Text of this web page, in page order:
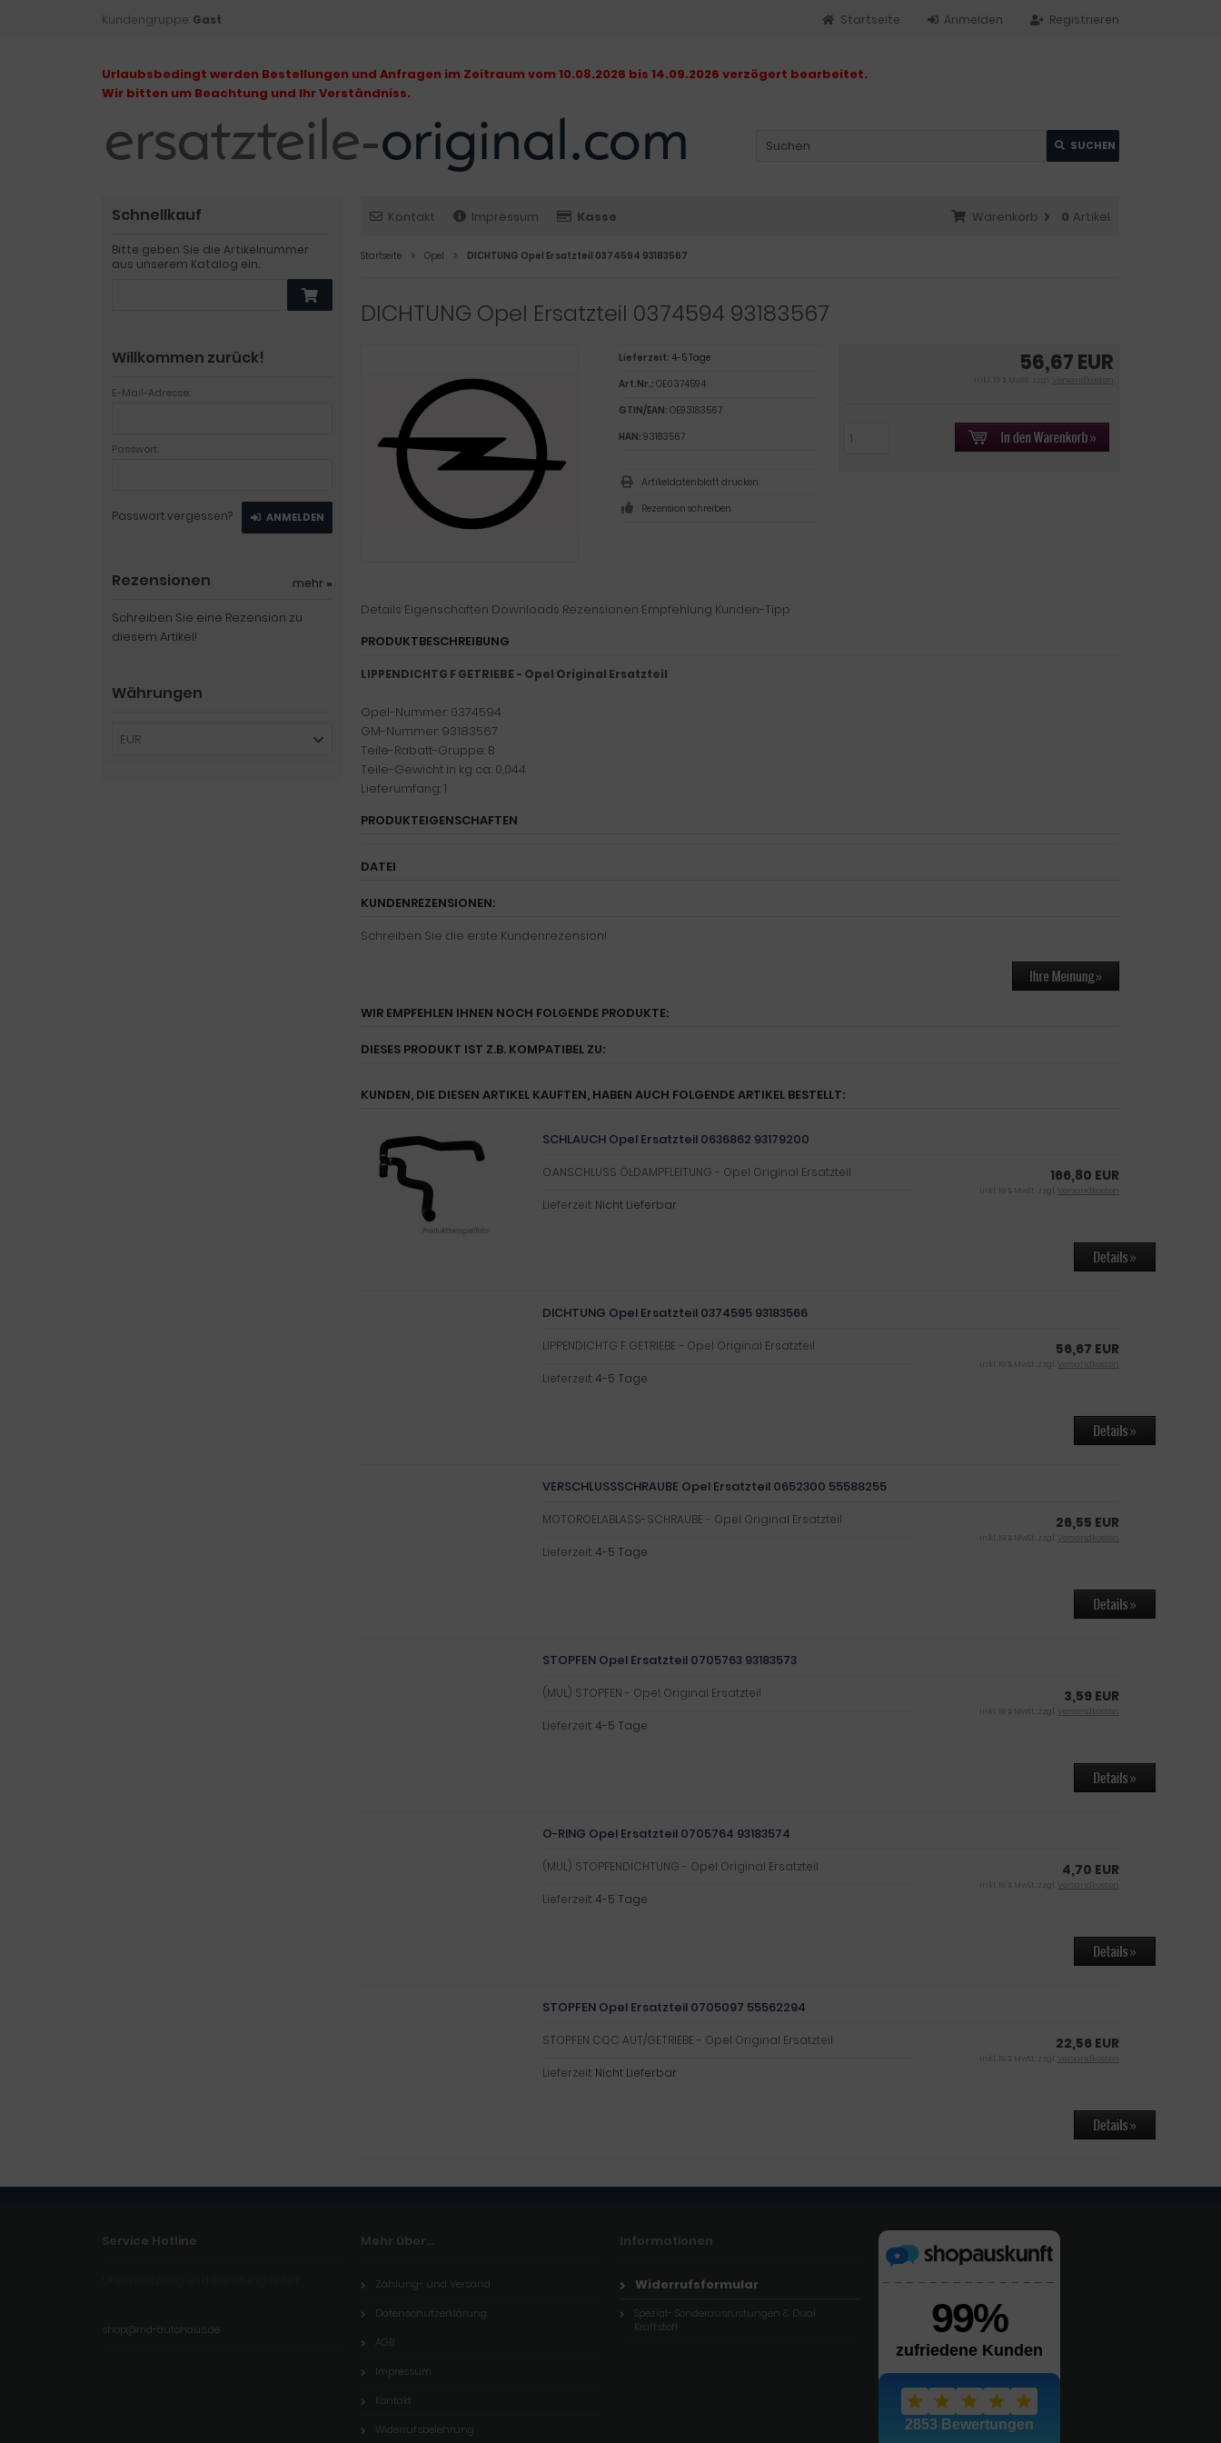
Kundengruppe: Gast Registrieren
Anmelden
Startseite
Urlaubsbedingt werden Bestellungen und Anfragen im Zeitraum vom 10.08.2026 bis 14.09.2026 verzögert bearbeitet.
Wir bitten um Beachtung und Ihr Verständniss.
SUCHEN
Kontakt Impressum Kasse Warenkorb 0 Artikel
Startseite Opel DICHTUNG Opel Ersatzteil 0374594 93183567
DICHTUNG Opel Ersatzteil 0374594 93183567
56,67 EUR
inkl. 19 % MwSt. zzgl. Versandkosten
Lieferzeit: 4-5 Tage
Art.Nr.: OE0374594
GTIN/EAN: OE93183567
HAN: 93183567
Artikeldatenblatt drucken
Rezension schreiben
Details Eigenschaften Downloads Rezensionen Empfehlung Kunden-Tipp
PRODUKTBESCHREIBUNG
LIPPENDICHTG F GETRIEBE - Opel Original Ersatzteil
Opel-Nummer: 0374594
GM-Nummer: 93183567
Teile-Rabatt-Gruppe: B
Teile-Gewicht in kg ca.: 0,044
Lieferumfang: 1
PRODUKTEIGENSCHAFTEN
DATEI
KUNDENREZENSIONEN:
Schreiben Sie die erste Kundenrezension!
WIR EMPFEHLEN IHNEN NOCH FOLGENDE PRODUKTE:
DIESES PRODUKT IST Z.B. KOMPATIBEL ZU:
KUNDEN, DIE DIESEN ARTIKEL KAUFTEN, HABEN AUCH FOLGENDE ARTIKEL BESTELLT:
SCHLAUCH Opel Ersatzteil 0636862 93179200
O:ANSCHLUSS ÖLDAMPFLEITUNG - Opel Original Ersatzteil
Lieferzeit: Nicht Lieferbar
166,80 EUR
inkl. 19 % MwSt. zzgl. Versandkosten
DICHTUNG Opel Ersatzteil 0374595 93183566
LIPPENDICHTG F GETRIEBE - Opel Original Ersatzteil
Lieferzeit:4-5 Tage
56,67 EUR
inkl. 19 % MwSt. zzgl. Versandkosten
VERSCHLUSSSCHRAUBE Opel Ersatzteil 0652300 55588255
MOTOROELABLASS-SCHRAUBE - Opel Original Ersatzteil
Lieferzeit:4-5 Tage
26,55 EUR
inkl. 19 % MwSt. zzgl. Versandkosten
STOPFEN Opel Ersatzteil 0705763 93183573
(MUL) STOPFEN - Opel Original Ersatzteil
Lieferzeit:4-5 Tage
3,59 EUR
inkl. 19 % MwSt. zzgl. Versandkosten
O-RING Opel Ersatzteil 0705764 93183574
(MUL) STOPFENDICHTUNG - Opel Original Ersatzteil
Lieferzeit:4-5 Tage
4,70 EUR
inkl. 19 % MwSt. zzgl. Versandkosten
STOPFEN Opel Ersatzteil 0705097 55562294
STOPFEN CQC AUT/GETRIEBE - Opel Original Ersatzteil
Lieferzeit: Nicht Lieferbar
22,56 EUR
inkl. 19 % MwSt. zzgl. Versandkosten
Schnellkauf
Bitte geben Sie die Artikelnummer
aus unserem Katalog ein.
Willkommen zurück!
E-Mail-Adresse:
Passwort:
Passwort vergessen? ANMELDEN
Rezensionen mehr »
Schreiben Sie eine Rezension zu
diesem Artikel!
Währungen
EUR
Service Hotline
shop@md-autohaus.de
Mehr über...
Zahlung- und Versand
Datenschutzerklärung
AGB
Impressum
Kontakt
Widerrufsbelehrung
Informationen
Widerrufsformular
Spezial- Sonderausrüstungen & Dual
Kraftstoff